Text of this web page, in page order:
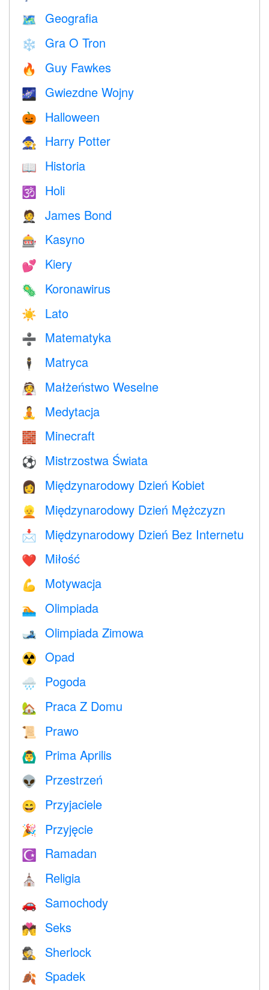
🗺 Geografia
❄️ Gra O Tron
🔥 Guy Fawkes
🌌 Gwiezdne Wojny
🎃 Halloween
🧙 Harry Potter
📖 Historia
🕉 Holi
🤵 James Bond
🎰 Kasyno
💕 Kiery
🦠 Koronawirus
☀️ Lato
➗ Matematyka
🕴️ Matryca
👰 Małżeństwo Weselne
🧘 Medytacja
🧱 Minecraft
⚽ Mistrzostwa Świata
👩 Międzynarodowy Dzień Kobiet
👱 Międzynarodowy Dzień Mężczyzn
📩 Międzynarodowy Dzień Bez Internetu
❤️️ Miłość
💪 Motywacja
🏊 Olimpiada
🎿 Olimpiada Zimowa
☢️ Opad
🌧 Pogoda
🏡 Praca Z Domu
📜 Prawo
🙆‍♂️ Prima Aprilis
👽 Przestrzeń
😄 Przyjaciele
🎉 Przyjęcie
☪️ Ramadan
⛪️ Religia
🚗 Samochody
💏 Seks
🕵️ Sherlock
🍂 Spadek